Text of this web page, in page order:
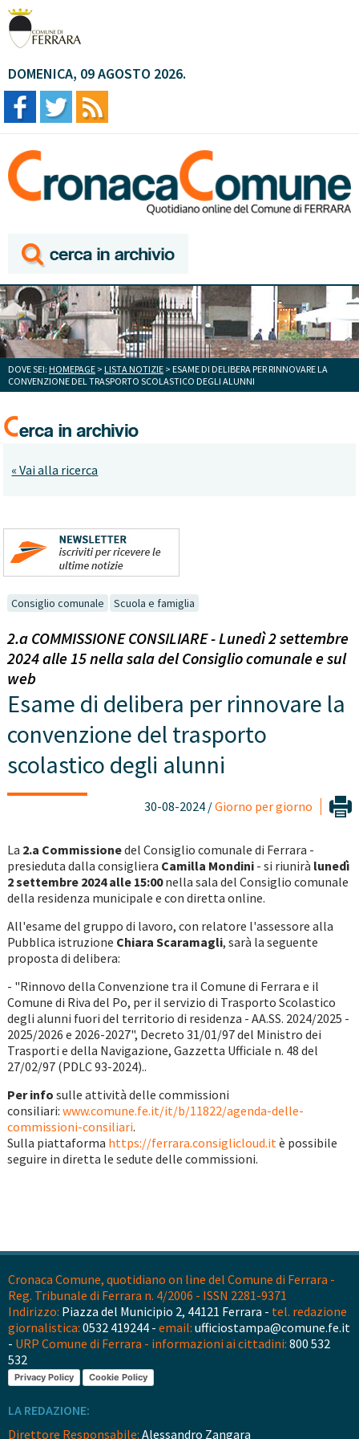
DOMENICA, 09 AGOSTO 2026.
DOVE SEI: HOMEPAGE > LISTA NOTIZIE > ESAME DI DELIBERA PER RINNOVARE LA
CONVENZIONE DEL TRASPORTO SCOLASTICO DEGLI ALUNNI
« Vai alla ricerca
Consiglio comunale Scuola e famiglia
2.a COMMISSIONE CONSILIARE - Lunedì 2 settembre
2024 alle 15 nella sala del Consiglio comunale e sul
web
Esame di delibera per rinnovare la
convenzione del trasporto
scolastico degli alunni
30-08-2024 /Giorno per giorno
La 2.a Commissionedel Consiglio comunale di Ferrara -
presieduta dalla consigliera Camilla Mondini- si riunirà lunedì
2 settembre 2024 alle 15:00nella sala del Consiglio comunale
della residenza municipale e con diretta online.
All'esame del gruppo di lavoro, con relatore l'assessore alla
Pubblica istruzione Chiara Scaramagli, sarà la seguente
proposta di delibera:
- "Rinnovo della Convenzione tra il Comune di Ferrara e il
Comune di Riva del Po, per il servizio di Trasporto Scolastico
degli alunni fuori del territorio di residenza - AA.SS. 2024/2025 -
2025/2026 e 2026-2027", Decreto 31/01/97 del Ministro dei
Trasporti e della Navigazione, Gazzetta Ufficiale n. 48 del
27/02/97 (PDLC 93-2024)..
Per info sulle attività delle commissioni
consiliari: www.comune.fe.it/it/b/11822/agenda-delle-
commissioni-consiliari.
Sulla piattaforma https://ferrara.consiglicloud.itè possibile
seguire in diretta le sedute delle commissioni.
Cronaca Comune, quotidiano on line del Comune di Ferrara -
Reg. Tribunale di Ferrara n. 4/2006 - ISSN 2281-9371
Indirizzo: Piazza del Municipio 2, 44121 Ferrara - tel. redazione
giornalistica: 0532 419244 - email: ufficiostampa@comune.fe.it
- URP Comune di Ferrara - informazioni ai cittadini: 800 532
532
Privacy Policy Cookie Policy
LA REDAZIONE:
Direttore Responsabile: Alessandro Zangara